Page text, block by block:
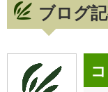
ブログ